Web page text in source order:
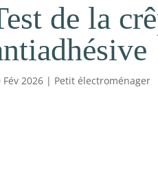
de la
Fév 2026 | Petit électroménager